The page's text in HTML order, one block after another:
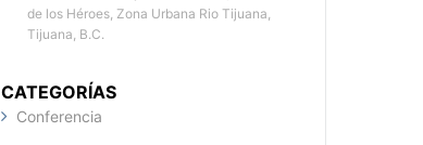
de los Héroes, Zona Urbana Rio Tijuana,
Tijuana, B.C.
CATEGORÍAS
Conferencia